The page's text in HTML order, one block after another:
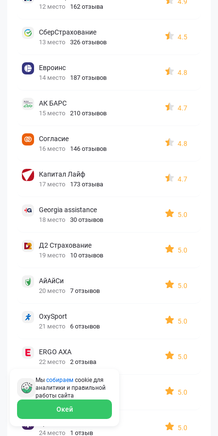
12 место 162 отзыва
СберСтрахование
13 место 326 отзывов
4.5
Евроинс
14 место 187 отзывов
4.8
АК БАРС
15 место 210 отзывов
4.7
Согласие
16 место 146 отзывов
4.8
Капитал Лайф
17 место 173 отзыва
4.7
Georgia assistance
18 место 30 отзывов
5.0
Д2 Страхование
19 место 10 отзывов
5.0
АйАйСи
20 место 7 отзывов
5.0
OxySport
21 место 6 отзывов
5.0
ERGO AXA
22 место 2 отзыва
5.0
Oxy Travel Premium
23 место 1 отзыв
5.0
24 место 1 отзыв
5.0
Мы собираем cookie для
аналитики и правильной
работы сайта
Окей